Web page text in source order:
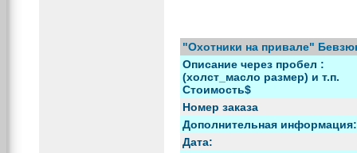
"Охотники на привале"
Описание через пробел :
(холст_масло размер) и т.п.
Стоимость$
Номер заказа
Дополнительная информация:
Дата: